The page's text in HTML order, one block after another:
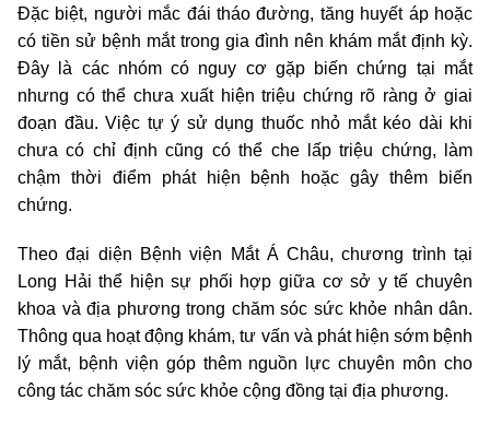
Đặc biệt, người mắc đái tháo đường, tăng huyết áp hoặc
có tiền sử bệnh mắt trong gia đình nên khám mắt định kỳ.
Đây là các nhóm có nguy cơ gặp biến chứng tại mắt
nhưng có thể chưa xuất hiện triệu chứng rõ ràng ở giai
đoạn đầu. Việc tự ý sử dụng thuốc nhỏ mắt kéo dài khi
chưa có chỉ định cũng có thể che lấp triệu chứng, làm
chậm thời điểm phát hiện bệnh hoặc gây thêm biến
chứng.
Theo đại diện Bệnh viện Mắt Á Châu, chương trình tại
Long Hải thể hiện sự phối hợp giữa cơ sở y tế chuyên
khoa và địa phương trong chăm sóc sức khỏe nhân dân.
Thông qua hoạt động khám, tư vấn và phát hiện sớm bệnh
lý mắt, bệnh viện góp thêm nguồn lực chuyên môn cho
công tác chăm sóc sức khỏe cộng đồng tại địa phương.